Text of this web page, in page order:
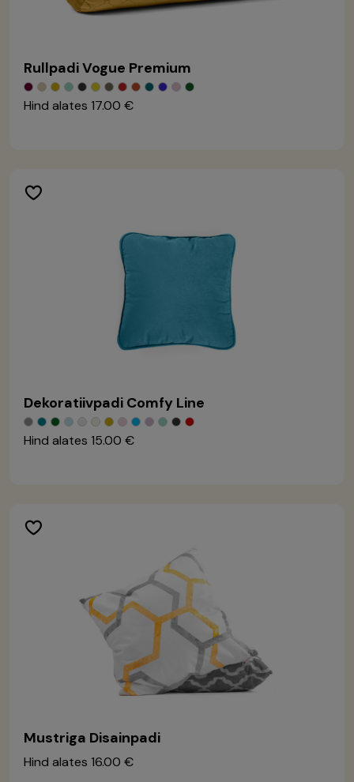
Rullpadi Vogue Premium
Hind alates 17.00 €
Dekoratiivpadi Comfy Line
Hind alates 15.00 €
Mustriga Disainpadi
Hind alates 16.00 €